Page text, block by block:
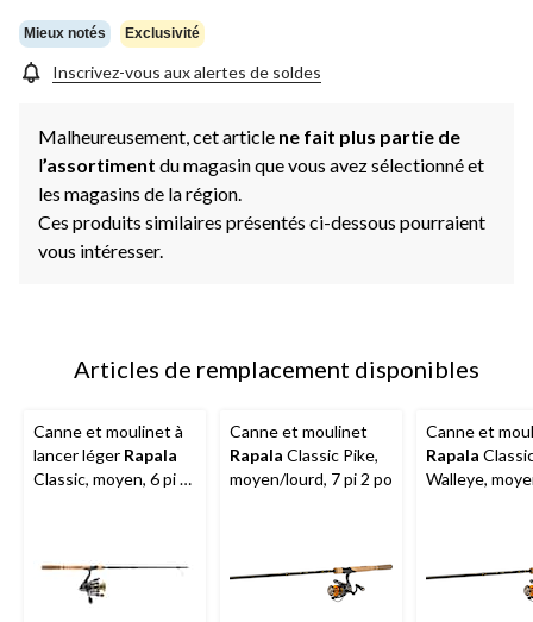
Mieux notés Exclusivité
Inscrivez-vous aux alertes de soldes
Malheureusement, cet article ne fait plus partie de
l’assortiment du magasin que vous avez sélectionné et
les magasins de la région.
Ces produits similaires présentés ci-dessous pourraient
vous intéresser.
Articles de remplacement disponibles
Canne et moulinet à
lancer léger Rapala
Classic, moyen, 6 pi 6
Canne et moulinet
Rapala Classic Pike,
moyen/lourd, 7 pi 2 po
Canne et
Rapala
Walleye,